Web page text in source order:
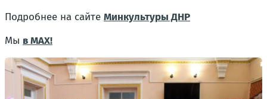
Подробнее на сайте Минкультуры ДНР
Мы в МАХ!